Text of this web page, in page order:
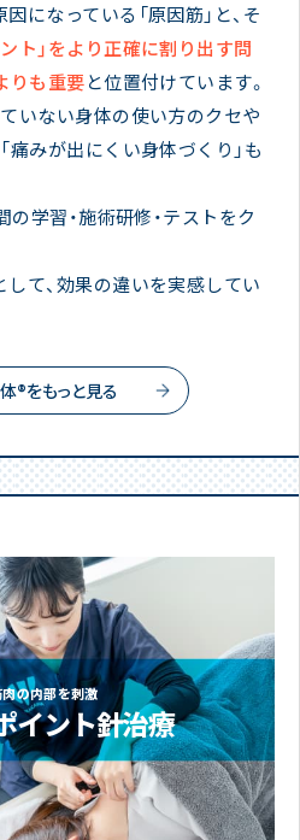
になっている「原因筋」と、そ
ト」をより正確に割り出す問
りも重要と位置付けています。
いない身体の使い方のクセや
痛みが出にくい身体づくり」も
学習・施術研修・テストをク
て、効果の違いを実感してい
®をもっと見る
の内部を刺激
イント針治療